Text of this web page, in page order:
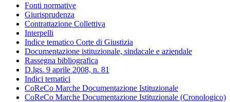
Fonti normative
Giurisprudenza
Contrattazione Collettiva
Interpelli
Indice tematico Corte di Giustizia
Documentazione istituzionale, sindacale e aziendale
Rassegna bibliografica
D.lgs. 9 aprile 2008, n. 81
Indici tematici
CoReCo Marche Documentazione Istituzionale
CoReCo Marche Documentazione Istituzionale (Cronologico)